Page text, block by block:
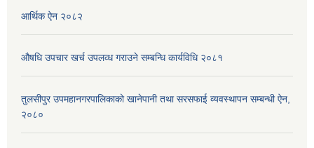
आर्थिक ऐन २०८२
औषधि उपचार खर्च उपलव्ध गराउने सम्बन्धि कार्यविधि २०८१
तुलसीपुर उपमहानगरपालिकाको खानेपानी तथा सरसफाई व्यवस्थापन सम्बन्धी ऐन,
२०८०